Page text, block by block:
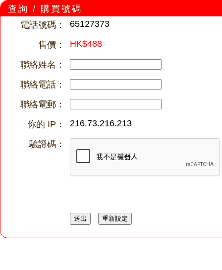
查詢 / 購買號碼
電話號碼：
65127373
售價： HK$488
聯絡姓名：
聯絡電話：
聯絡電郵：
你的 IP：
216.73.216.213
驗證碼：